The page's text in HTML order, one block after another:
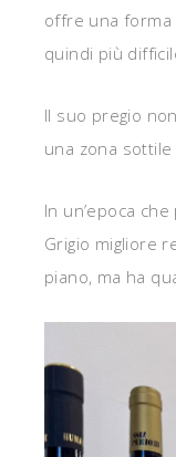
offre una forma
quindi più
Il suo pregio
una zona
In un’epoca
Grigio migliore
piano, ma ha